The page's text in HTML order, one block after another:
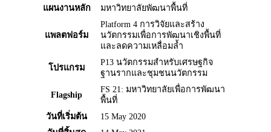
แผนงานหลัก
มหาวิทยาลัยพัฒนาพื้นที่
แพลตฟอร์ม
Platform 4 การวิจัยและสร้าง
นวัตกรรมเพื่อการพัฒนาเชิงพื้นที่
และลดความเหลื่อมล้ำ
โปรแกรม
P13 นวัตกรรมสำหรับเศรษฐกิจ
ฐานรากและชุมชนนวัตกรรม
Flagship
FS 21: มหาวิทยาลัยเพื่อการพัฒนา
พื้นที่
วันที่เริ่มต้น
15 May 2020